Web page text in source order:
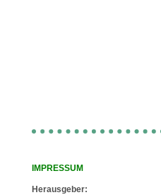
IMPRESSUM
Herausgeber: